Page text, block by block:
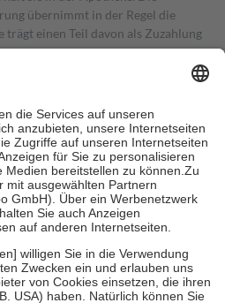
übernimmt in der Regel die
trägt einen Teil davon als Zuzahlung
Zuzahlungen in Höhe von zehn
jedoch nie mehr als die tatsächlichen
auch für Online-Apotheken.
Krankenpflege beträgt die
sowie zehn Euro je
für ihre eigene Gesundheit zu
der Familie zu unterstützen,
zum vollendeten 18. Lebensjahr